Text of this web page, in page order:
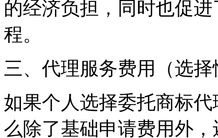
的经济负担，同时也促
程。
三、代理服务费用（选择
如果个人选择委托商标
么除了基础申请费用外